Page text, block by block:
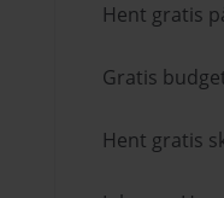
Hent gratis
Gratis
Hent gratis